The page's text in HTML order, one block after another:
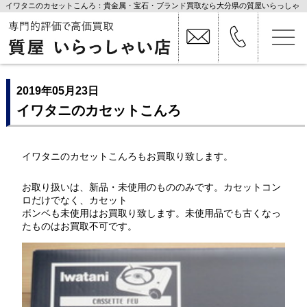
イワタニのカセットこんろ：貴金属・宝石・ブランド買取なら大分県の質屋いらっしゃ
2019年05月23日
イワタニのカセットこんろ
イワタニのカセットこんろもお買取り致します。
お取り扱いは、新品・未使用のもののみです。カセットコン
ロだけでなく、カセット
ボンベも未使用はお買取り致します。未使用品でも古くなっ
たものはお買取不可です。